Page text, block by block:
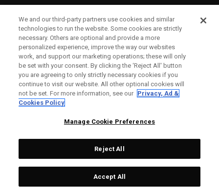
A PROPOS
MENTIONS LÉGALES
Topgolf Callaway Brands.
All rights reserved.
We and our third-party partners use cookies and similar
technologies to run the website. Some cookies are strictly
necessary. Others are optional and provide a more
personalized experience, improve the way our websites
work, and support our marketing operations; these will only
be set with your consent. By clicking the ‘Reject All' button
you are agreeing to only strictly necessary cookies if you
continue to visit our website. All other optional cookies will
not be set. For more information, see our Privacy, Ad &
Cookies Policy
Manage Cookie Preferences
Reject All
Accept All